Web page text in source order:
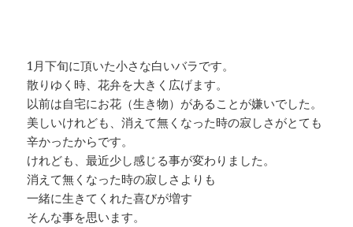
1月下旬に頂いた小さな白いバラです。
散りゆく時、花弁を大きく広げます。
以前は自宅にお花（生き物）があることが嫌いでした。
美しいけれども、消えて無くなった時の寂しさがとても
辛かったからです。
けれども、最近少し感じる事が変わりました。
消えて無くなった時の寂しさよりも
一緒に生きてくれた喜びが増す
そんな事を思います。